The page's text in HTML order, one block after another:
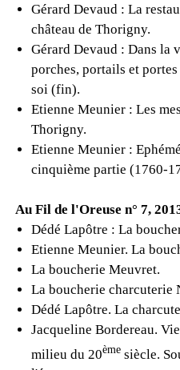
Gérard Devaud : La
château de Thorigny.
Gérard Devaud : Dans la
porches, portails et
soi (fin).
Etienne Meunier : Les
Thorigny.
Etienne Meunier :
cinquième partie (1760-
Au Fil de l'Oreuse n° 7,
Dédé Lapôtre : La
Etienne Meunier. La
La boucherie Meuvret.
La boucherie charcuterie
Dédé Lapôtre. La
Jacqueline Bordereau.
milieu du 20èmesiècle.